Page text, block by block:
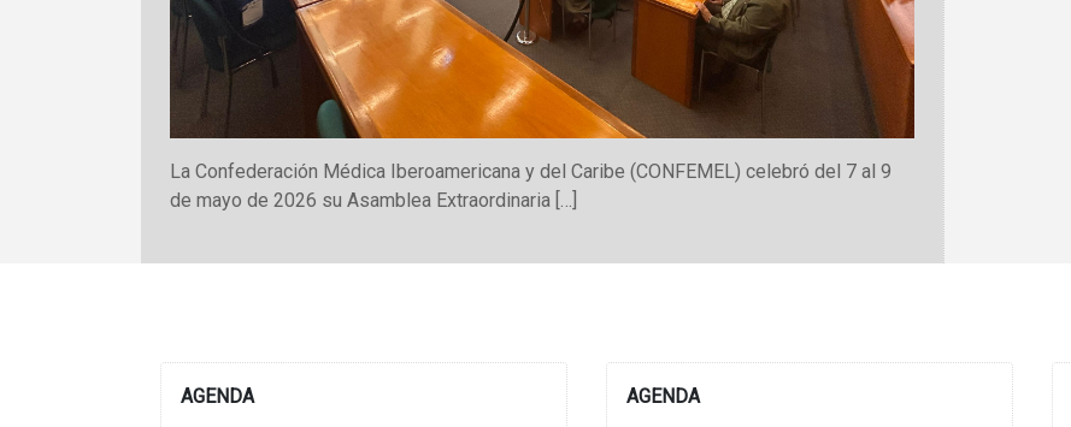
La Confederación Médica Iberoamericana y del Caribe (CONFEMEL) celebró del 7 al 9
de mayo de 2026 su Asamblea Extraordinaria […]
AGENDA AGENDA